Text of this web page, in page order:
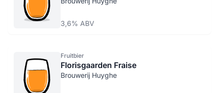
3,6% ABV
Fruitbier
Florisgaarden Fraise
Brouwerij Huyghe